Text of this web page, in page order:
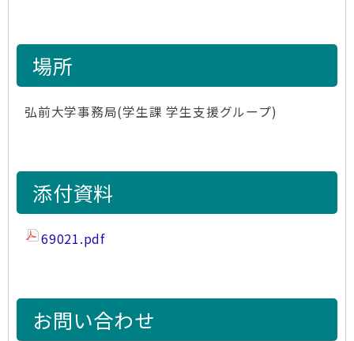
場所
弘前大学事務局(学生課 学生支援グループ)
添付資料
69021.pdf
お問い合わせ